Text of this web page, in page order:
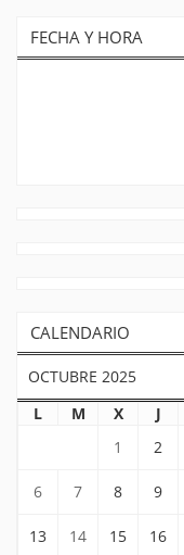
FECHA Y HORA
CALENDARIO
OCTUBRE 2025
L
M X J
1
2
6 7 8 9
13 14 15 16